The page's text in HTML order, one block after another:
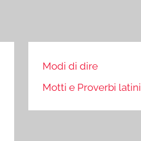
Modi di dire
Motti e Proverbi latini